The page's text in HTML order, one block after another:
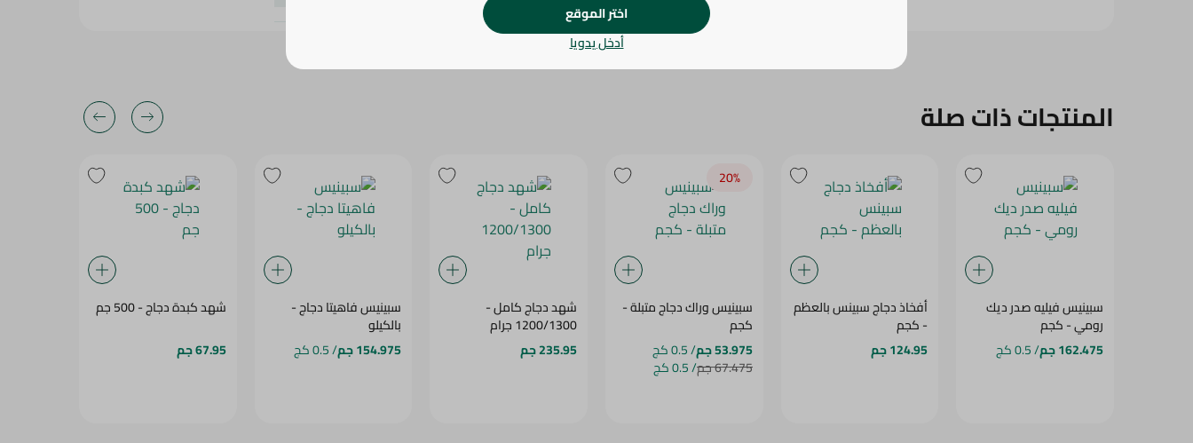
المنتجات ذات صلة
سبينيس فيليه صدر ديك
رومي - كجم
162.475 جم
/ 0.5 كج
أفخاذ دجاج سبينس بالعظم
- كجم
124.95 جم
20‎%‎
سبينيس وراك دجاج متبلة -
كجم
53.975 جم
/ 0.5 كج
67.475 جم / 0.5 كج
شهد دجاج كامل -
1200/1300 جرام
235.95 جم
سبينيس فاهيتا دجاج -
بالكيلو
154.975 جم
/ 0.5 كج
شهد كبدة دجاج - 500 جم
67.95 جم
اختر الموقع
أدخل يدويا